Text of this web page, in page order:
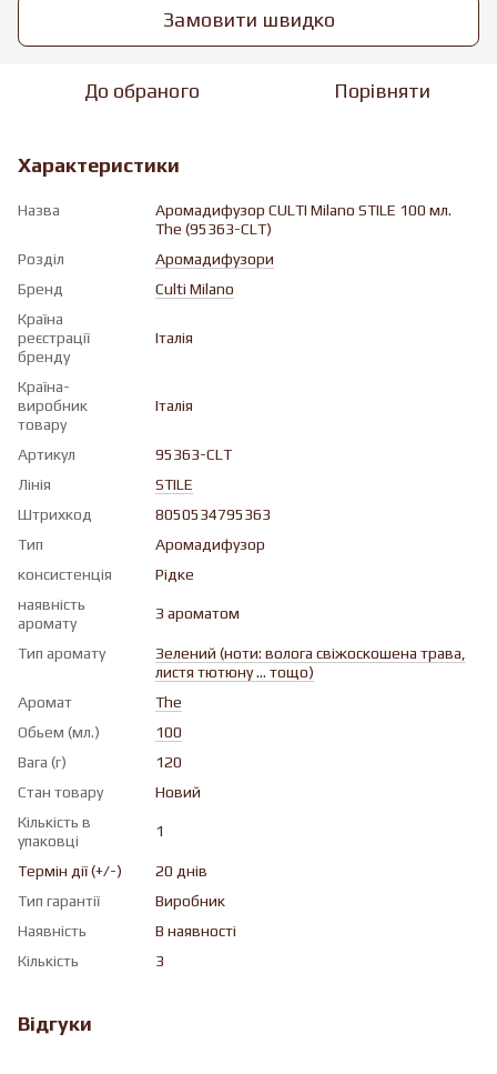
Замовити швидко
До обраного Порівняти
Характеристики
Назва
Аромадифузор CULTI Milano STILE 100 мл.
The (95363-CLT)
Розділ
Аромадифузори
Бренд
Culti Milano
Країна
реєстрації
бренду
Італія
Країна-
виробник
товару
Італія
Артикул
95363-CLT
Лінія
STILE
Штрихкод
8050534795363
Тип
Аромадифузор
консистенція
Рiдке
наявність
аромату
З ароматом
Тип аромату
Зелений (ноти: волога свіжоскошена трава,
листя тютюну ... тощо)
Аромат
The
Обьем (мл.)
100
Вага (г)
120
Стан товару
Новий
Кількість в
упаковці
1
Термін дії (+/-)
20 днів
Тип гарантії
Виробник
Наявність
В наявності
Кількість
3
Відгуки